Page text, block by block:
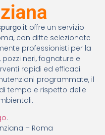
offre un servizio
con ditte selezionate
professionisti per la
neri, fognature e
rapidi ed efficaci.
programmate, il
tempo e rispetto delle
.
– Roma